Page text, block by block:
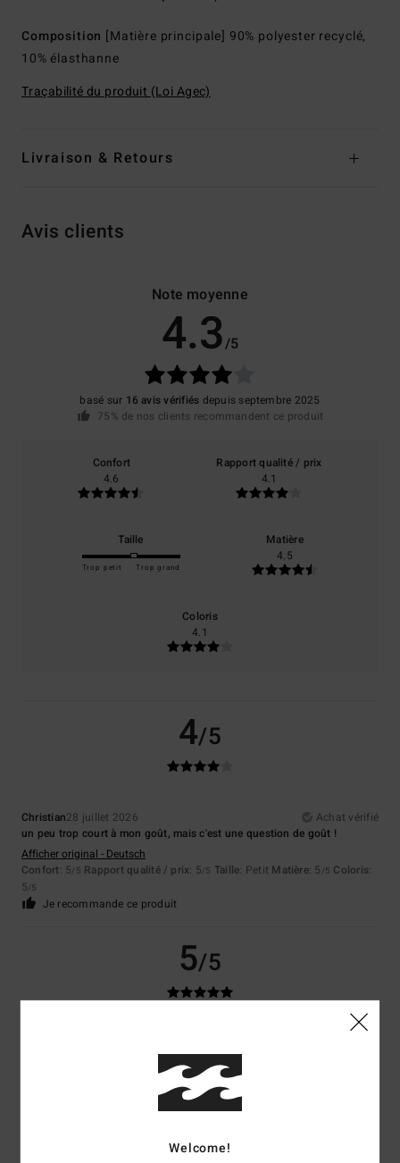
Composition [Matière principale] 90% polyester recyclé,
10% élasthanne
Traçabilité du produit (Loi Agec)
Livraison & Retours
Avis clients
Note moyenne
4.3/5
basé sur 16 avis vérifiés depuis septembre 2025
75% de nos clients recommandent ce produit
Confort
4.6
Rapport qualité / prix
4.1
Taille
Trop petit Trop grand
Matière
4.5
Coloris
4.1
4/5
Christian28 juillet 2026
Achat vérifié
un peu trop court à mon goût, mais c'est une question de goût !
Afficher original - Deutsch
Confort: 5/5 Rapport qualité / prix: 5/5 Taille: Petit Matière: 5 /5 Coloris:
5/5
Je recommande ce produit
5/5
Les chemises sont toujours d'excellente qualité et ont une coupe
Rapport qualité / prix: 4/5 Taille: Taille parfaite
Je recommande ce produitWelcome!